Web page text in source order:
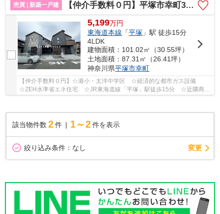
売買 | 新築一戸建
【仲介手数料０円】平塚市幸町3期 新築一戸建て 全2棟
5,199万円
東海道本線 「平塚 」駅 徒歩15分
4LDK
建物面積：101.02㎡（30.55坪）
土地面積：87.31㎡（26.41坪）
神奈川県平塚市幸町
【仲介手数料０円】☆港小・太洋中学区 ☆経済的な都市ガス設備
☆ZEH水準省エネ住宅 ☆JR東海道線「平塚」駅徒歩15分 ☆近隣商業
該当物件数 2件 1～2 件を表示
絞り込み条件： なし 変更